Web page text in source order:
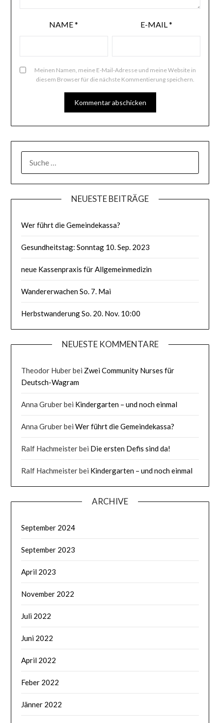
NAME* E-MAIL*
Meinen Namen, meine E-Mail-Adresse und meine Website in
diesem Browser für die nächste Kommentierung speichern.
NACH:
NEUESTE BEITRÄGE
Wer führt die Gemeindekassa?
Gesundheitstag: Sonntag 10. Sep. 2023
neue Kassenpraxis für Allgemeinmedizin
Wandererwachen So. 7. Mai
Herbstwanderung So. 20. Nov. 10:00
NEUESTE KOMMENTARE
Theodor Huberbei Zwei Community Nurses für
Deutsch-Wagram
Anna Gruberbei Kindergarten – und noch einmal
Anna GruberbeiWer führt die Gemeindekassa?
Ralf Hachmeisterbei Die ersten Defis sind da!
Ralf Hachmeisterbei Kindergarten – und noch einmal
ARCHIVE
September 2024
September 2023
April 2023
November 2022
Juli 2022
Juni 2022
April 2022
Feber 2022
Jänner 2022